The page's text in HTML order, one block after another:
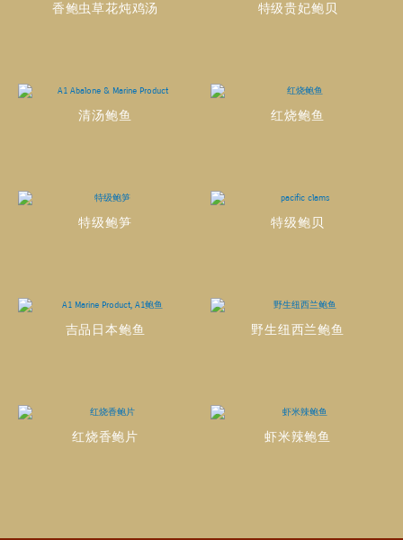
香鲍虫草花炖鸡汤 特级贵妃鲍贝
清汤鲍鱼 红烧鲍鱼
特级鲍笋 特级鲍贝
吉品日本鲍鱼 野生纽西兰鲍鱼
红烧香鲍片 虾米辣鲍鱼